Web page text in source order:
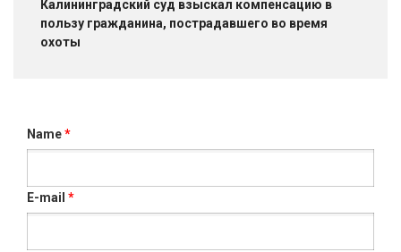
Калининградский суд взыскал компенсацию в
пользу гражданина, пострадавшего во время
охоты
Name*
E-mail *